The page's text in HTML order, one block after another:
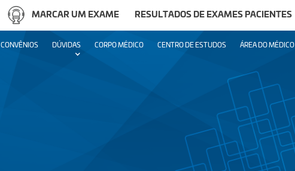
MARCAR UM EXAME RESULTADOS DE EXAMES PACIENTES
CONVÊNIOS DÚVIDAS CORPO MÉDICO CENTRO DE ESTUDOS ÁREA DO MÉDICO